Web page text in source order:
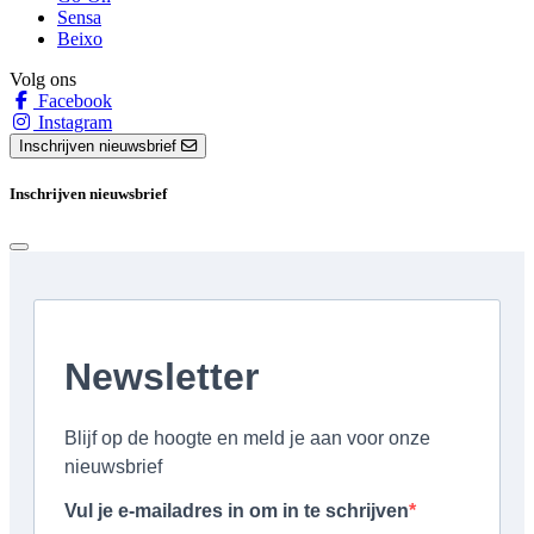
Sensa
Beixo
Volg ons
Facebook
Instagram
Inschrijven nieuwsbrief
Inschrijven nieuwsbrief